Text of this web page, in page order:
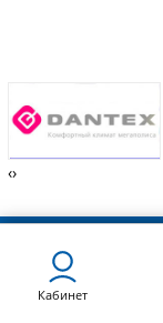
‹›
Кабинет